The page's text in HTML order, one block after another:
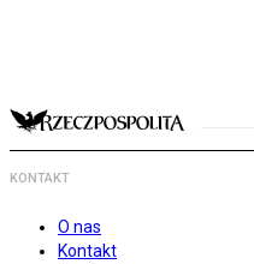
KONTAKT
O nas
Kontakt